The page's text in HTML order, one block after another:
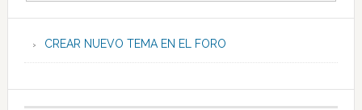
CREAR NUEVO TEMA EN EL FORO